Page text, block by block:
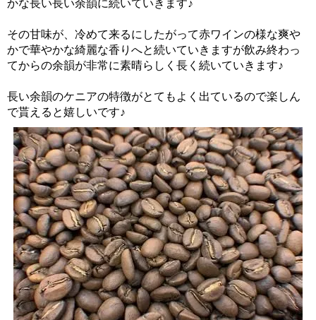
かな長い長い余韻に続いていきます♪
その甘味が、冷めて来るにしたがって赤ワインの様な爽や
かで華やかな綺麗な香りへと続いていきますが飲み終わっ
てからの余韻が非常に素晴らしく長く続いていきます♪
長い余韻のケニアの特徴がとてもよく出ているので楽しん
で貰えると嬉しいです♪